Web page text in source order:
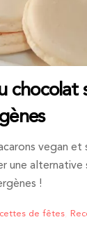
chocolat
vegan et
une alternative
!
de fêtes,